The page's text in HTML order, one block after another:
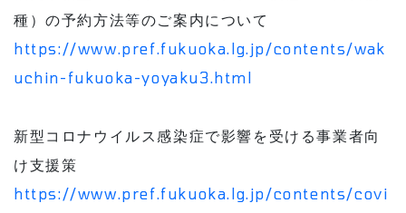
種）の予約方法等のご案内について
https://www.pref.fukuoka.lg.jp/contents/wak
uchin-fukuoka-yoyaku3.html
新型コロナウイルス感染症で影響を受ける事業者向
け支援策
https://www.pref.fukuoka.lg.jp/contents/covi